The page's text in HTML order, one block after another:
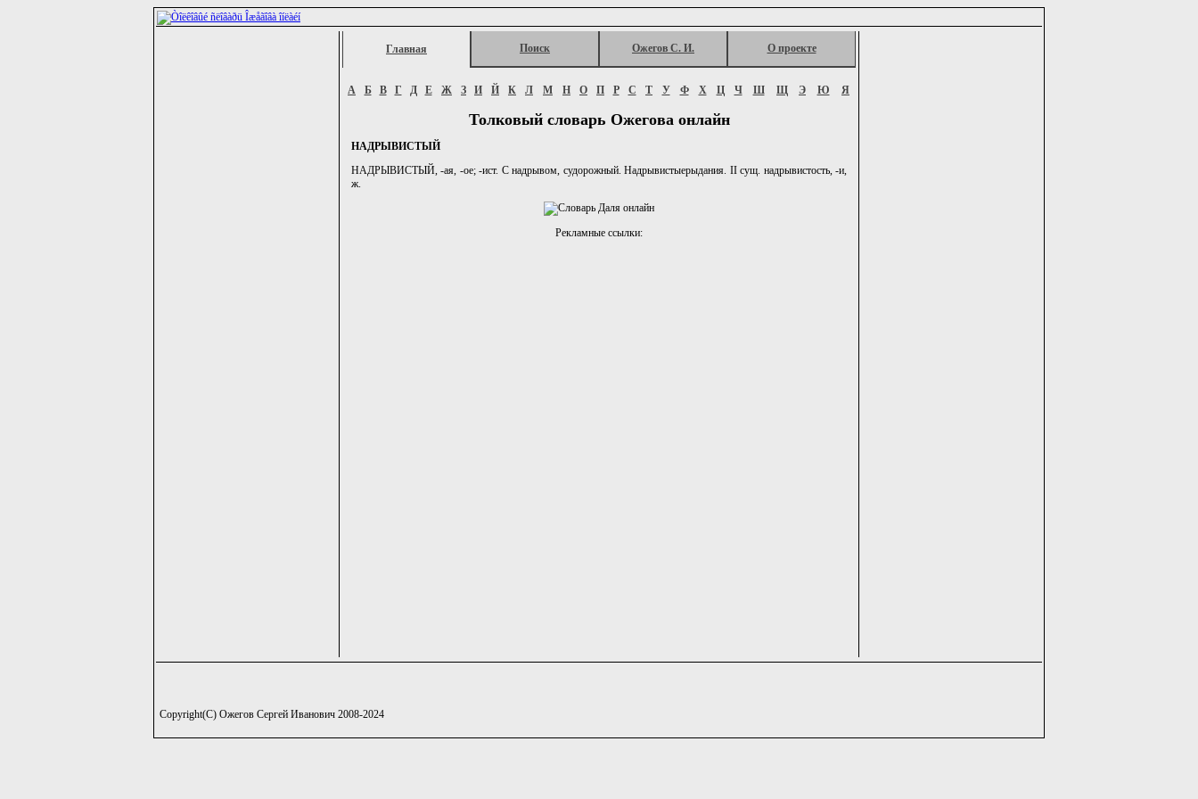
Главная Поиск Ожегов С. И. О проекте
А Б В Г Д Е Ж З И Й К Л М Н О П Р С Т У Ф Х Ц Ч Ш Щ Э Ю Я
Толковый словарь Ожегова онлайн
НАДРЫВИСТЫЙ
НАДРЫВИСТЫЙ, -ая, -ое; -ист. С надрывом, судорожный. Надрывистыерыдания. II сущ. надрывистость, -и,
ж.
Рекламные ссылки:
Copyright(C) Ожегов Сергей Иванович 2008-2024